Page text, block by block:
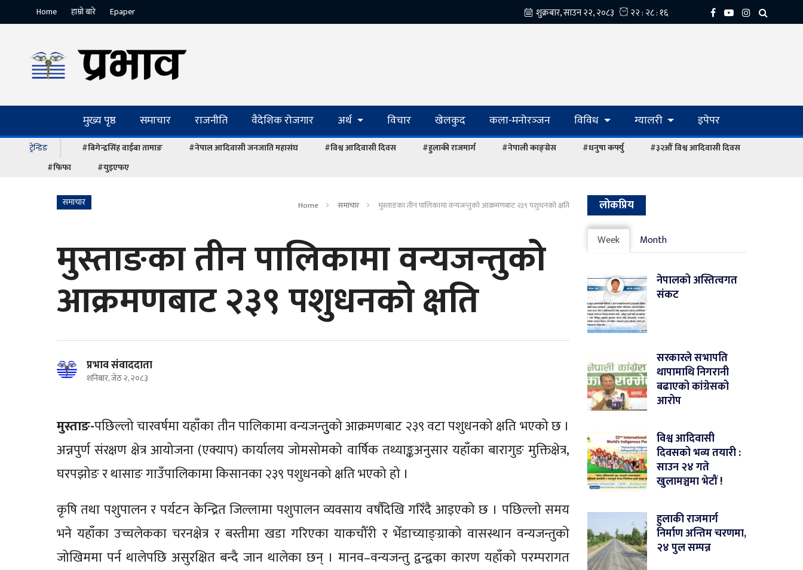
Home हाम्रो बारे Epaper
मुख्य पृष्ठ समाचार राजनीति वैदेशिक रोजगार अर्थ विचार खेलकुद कला-मनोरञ्‍जन विविध ग्यालरी इपेपर
ट्रेन्डिङ #बिगेन्द्रसिंह वाईबा तामाङ #नेपाल आदिवासी जनजाति महासंघ #विश्व आदिवासी दिवस #हुलाकी राजमार्ग #नेपाली काङ्ग्रेस #धनुषा कर्फ्यु
#३२औं विश्व आदिवासी दिवस
#फिफा
#युइएफए
समाचार Home समाचार मुस्ताङका तीन पालिकामा वन्यजन्तुको आक्रमणबाट २३९ पशुधनको क्षति
मुस्ताङका तीन पालिकामा वन्यजन्तुको
आक्रमणबाट २३९ पशुधनको क्षति
प्रभाव संवाददाता
शनिबार, जेठ २, २०८३
मुस्ताङ-पछिल्लो चारवर्षमा यहाँका तीन पालिकामा वन्यजन्तुुको आक्रमणबाट २३९ वटा पशुधनको क्षति भएको छ ।
अन्नपुर्ण संरक्षण क्षेत्र आयोजना (एक्याप) कार्यालय जोमसोमको वार्षिक तथ्याङ्कअनुसार यहाँका बारागुङ मुक्तिक्षेत्र,
घरपझोङ र थासाङ गाउँपालिकामा किसानका २३९ पशुधनको क्षति भएको हो ।
कृषि तथा पशुपालन र पर्यटन केन्द्रित जिल्लामा पशुपालन व्यवसाय वर्षौंदेखि गरिँदै आइएको छ । पछिल्लो समय
भने यहाँका उच्चलेकका चरनक्षेत्र र बस्तीमा खडा गरिएका याकचौँरी र भेँडाच्याङ्ग्राको वासस्थान वन्यजन्तुको
जोखिममा पर्न थालेपछि असुरक्षित बन्दै जान थालेका छन् । मानव–वन्यजन्तु द्वन्द्वका कारण यहाँको परम्परागत
लोकप्रिय
Week Month
नेपालको अस्तित्वगत
संकट
सरकारले सभापति
थापामाथि निगरानी
बढाएको कांग्रेसको
आरोप
विश्व आदिवासी
दिवसको भव्य तयारी :
साउन २४ गते
खुलामञ्चमा भेटौं !
हुलाकी राजमार्ग
निर्माण अन्तिम चरणमा,
२४ पुल सम्पन्न